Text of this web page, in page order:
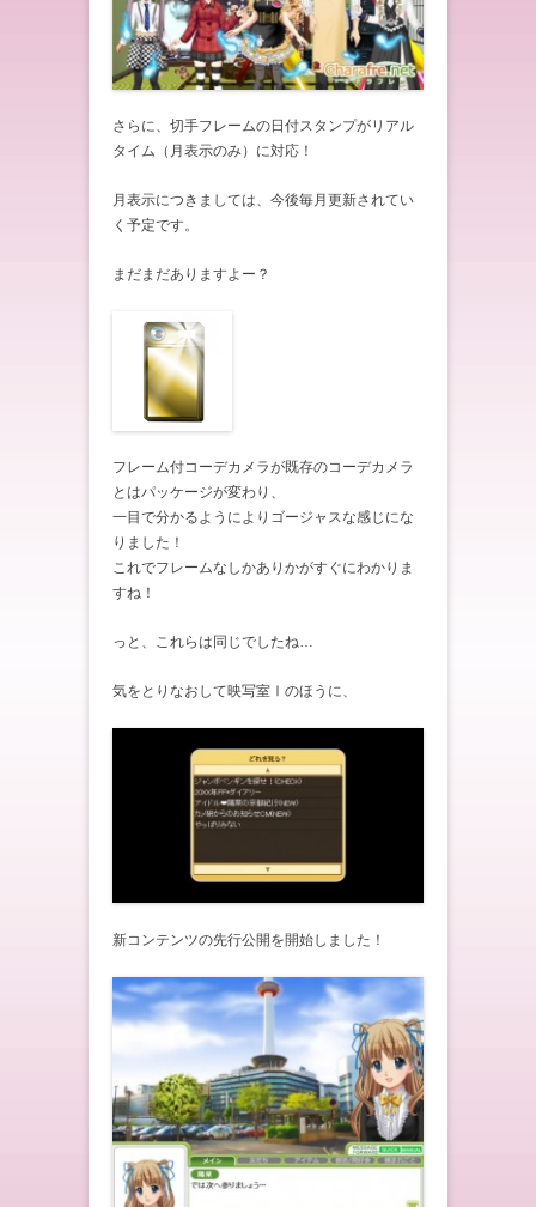
さらに、切手フレームの日付スタンプがリアル
タイム（月表示のみ）に対応！
月表示につきましては、今後毎月更新されてい
く予定です。
まだまだありますよー？
フレーム付コーデカメラが既存のコーデカメラ
とはパッケージが変わり、
一目で分かるようによりゴージャスな感じにな
りました！
これでフレームなしかありかがすぐにわかりま
すね！
っと、これらは同じでしたね…
気をとりなおして映写室Ⅰのほうに、
新コンテンツの先行公開を開始しました！